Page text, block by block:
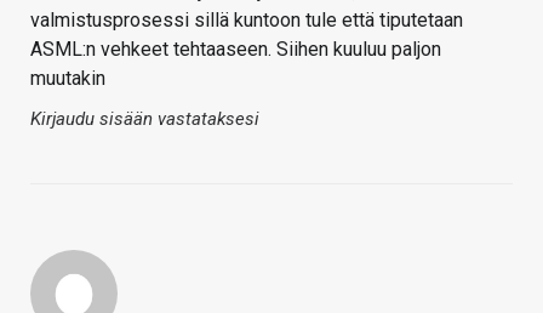
valmistusprosessi sillä kuntoon tule että tiputetaan
ASML:n vehkeet tehtaaseen. Siihen kuuluu paljon
muutakin
Kirjaudu sisään vastataksesi